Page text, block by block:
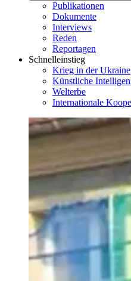
Publikationen
Dokumente
Interviews
Reden
Reportagen
Schnelleinstieg
Krieg in der Ukraine
Künstliche
Welterbe
Internationale